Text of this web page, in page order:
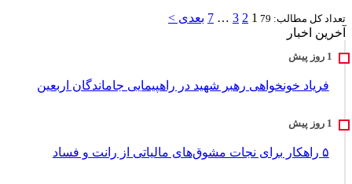
تعداد کل مطالب: 79 1
2
3
…
7 بعدی >
آخرین اخبار
فریاد خونخواهی رهبر شهید در راهپیمایی جاماندگان اربعین
۵ راهکار برای نجات مشوق‌های مالیاتی از رانت و فساد